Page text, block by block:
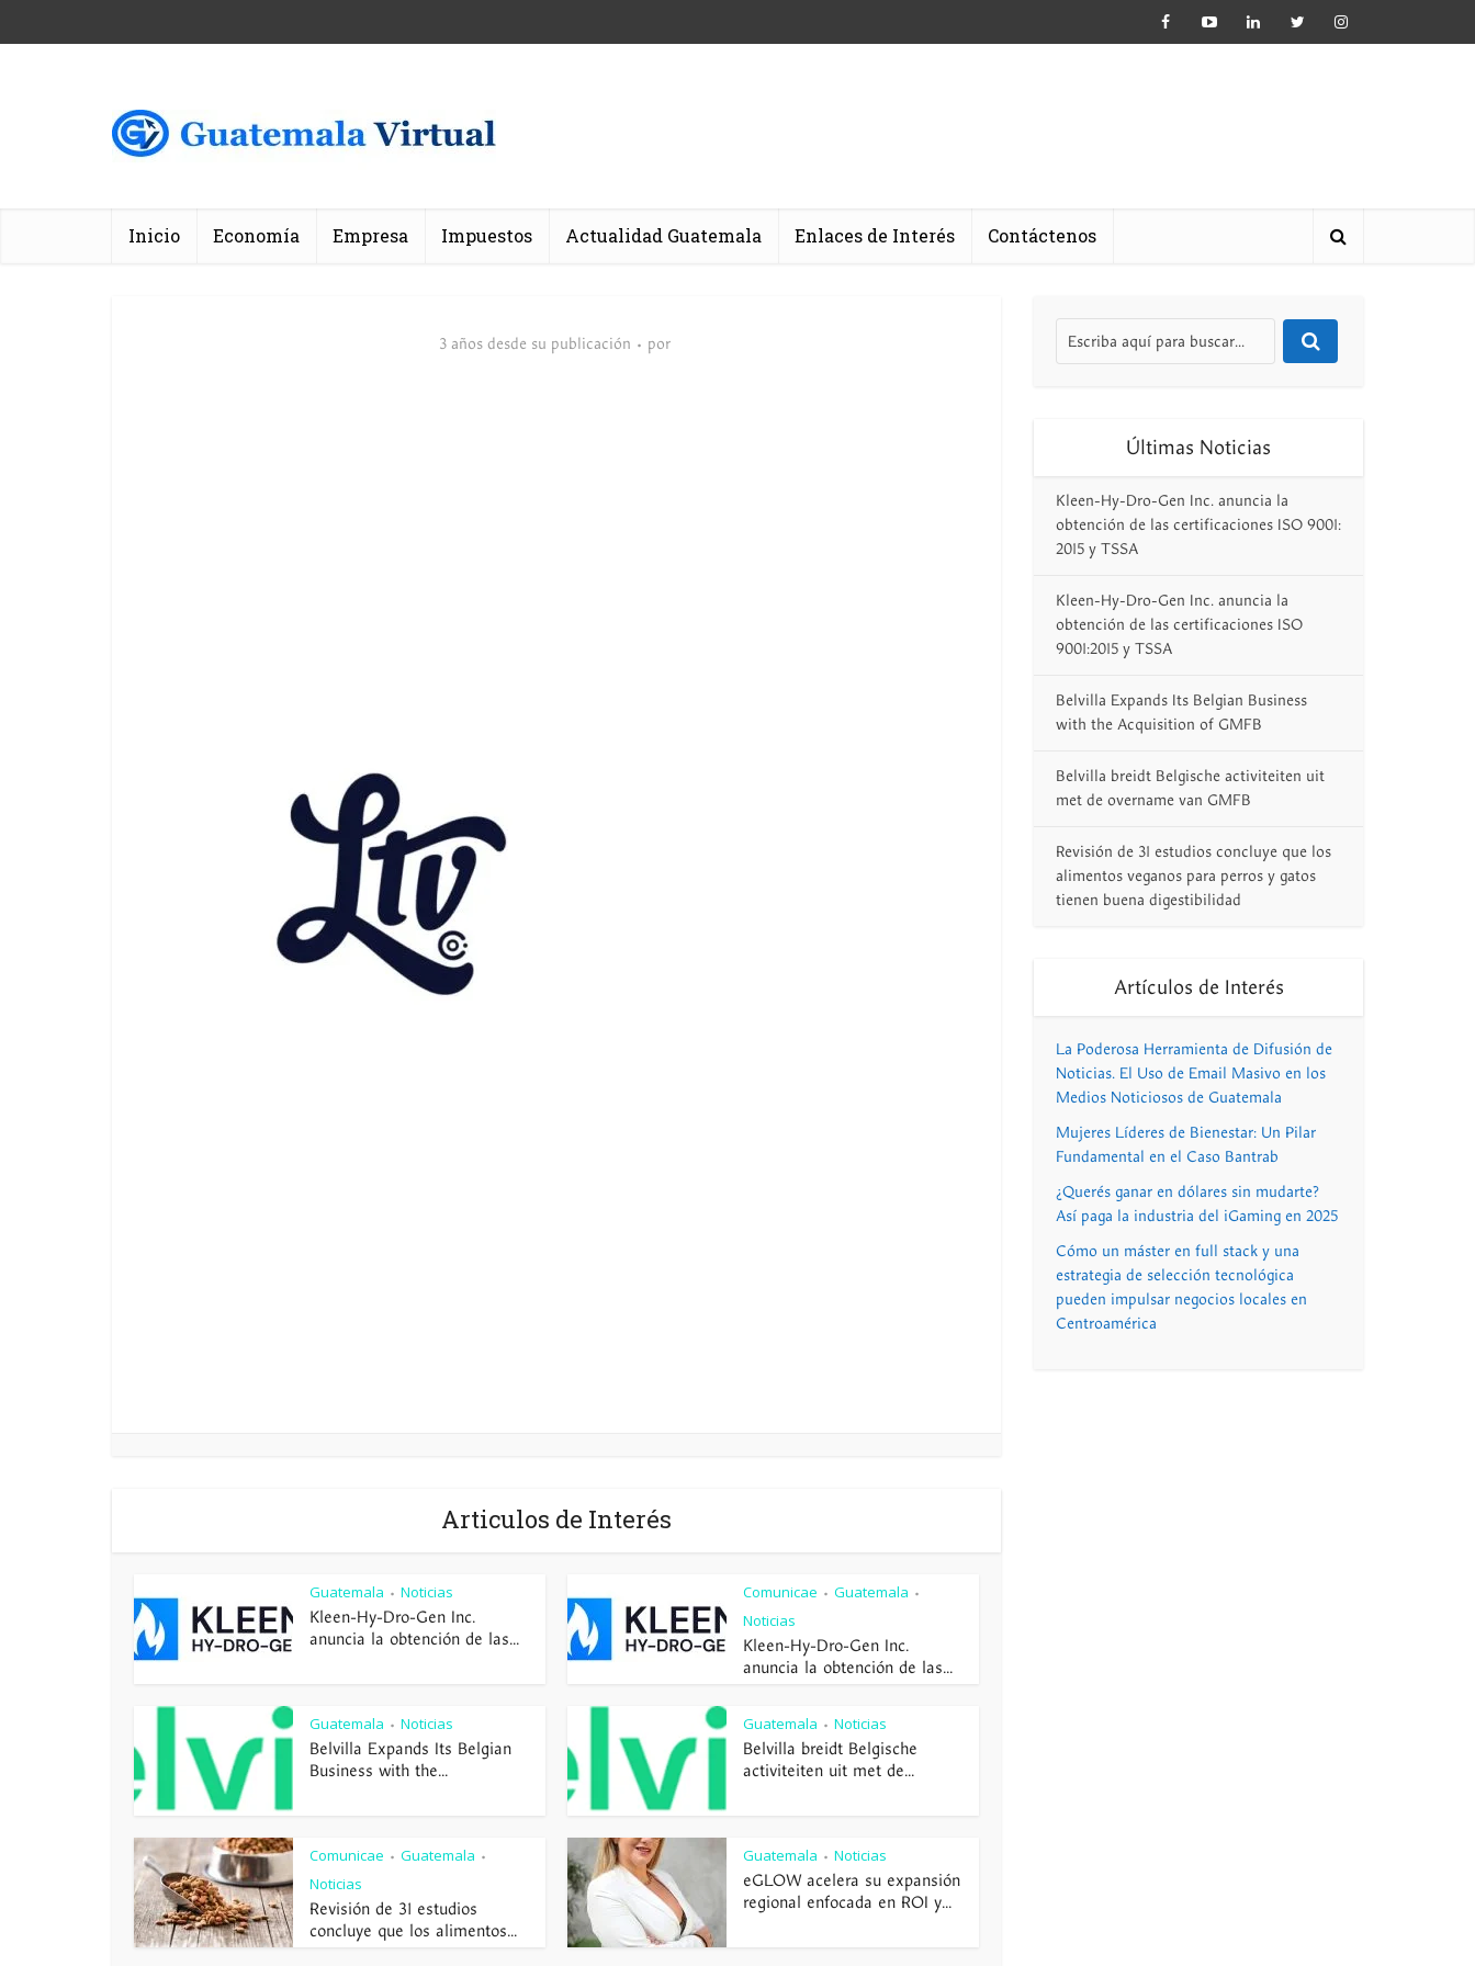
Inicio Economía Empresa Impuestos Actualidad Guatemala Enlaces de Interés Contáctenos
3 años desde su publicación por
Articulos de Interés
Guatemala • Noticias
Kleen-Hy-Dro-Gen Inc.
anuncia la obtención de las...
Comunicae • Guatemala •
Noticias
Kleen-Hy-Dro-Gen Inc.
anuncia la obtención de las...
Guatemala • Noticias
Belvilla Expands Its Belgian
Business with the...
Guatemala • Noticias
Belvilla breidt Belgische
activiteiten uit met de...
Comunicae • Guatemala •
Noticias
Revisión de 31 estudios
concluye que los alimentos...
Guatemala • Noticias
eGLOW acelera su expansión
regional enfocada en ROI y...
Últimas Noticias
Kleen-Hy-Dro-Gen Inc. anuncia la
obtención de las certificaciones ISO 9001:
2015 y TSSA
Kleen-Hy-Dro-Gen Inc. anuncia la
obtención de las certificaciones ISO
9001:2015 y TSSA
Belvilla Expands Its Belgian Business
with the Acquisition of GMFB
Belvilla breidt Belgische activiteiten uit
met de overname van GMFB
Revisión de 31 estudios concluye que los
alimentos veganos para perros y gatos
tienen buena digestibilidad
Artículos de Interés
La Poderosa Herramienta de Difusión de
Noticias. El Uso de Email Masivo en los
Medios Noticiosos de Guatemala
Mujeres Líderes de Bienestar: Un Pilar
Fundamental en el Caso Bantrab
¿Querés ganar en dólares sin mudarte?
Así paga la industria del iGaming en 2025
Cómo un máster en full stack y una
estrategia de selección tecnológica
pueden impulsar negocios locales en
Centroamérica